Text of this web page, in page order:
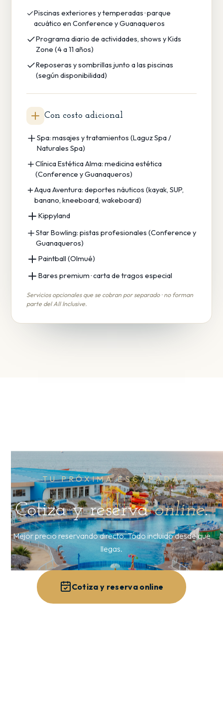
Piscinas exteriores y temperadas · parque
acuático en Conference y Guanaqueros
Programa diario de actividades, shows y Kids
Zone (4 a 11 años)
Reposeras y sombrillas junto a las piscinas
(según disponibilidad)
Con costo adicional
Spa: masajes y tratamientos (Laguz Spa /
Naturales Spa)
Clínica Estética Alma: medicina estética
(Conference y Guanaqueros)
Aqua Aventura: deportes náuticos (kayak, SUP,
banano, kneeboard, wakeboard)
Kippyland
Star Bowling: pistas profesionales (Conference y
Guanaqueros)
Paintball (Olmué)
Bares premium · carta de tragos especial
Servicios opcionales que se cobran por separado · no forman
parte del All Inclusive.
TU PRÓXIMA ESCAPADA
Cotiza y reservaonline.
Mejor precio reservando directo. Todo incluido desde que
llegas.
Cotiza y reserva online